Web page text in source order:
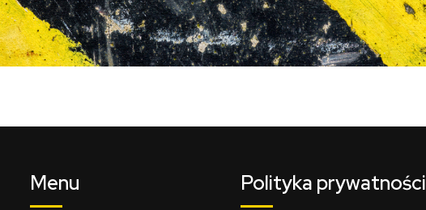
Menu Polityka prywatności